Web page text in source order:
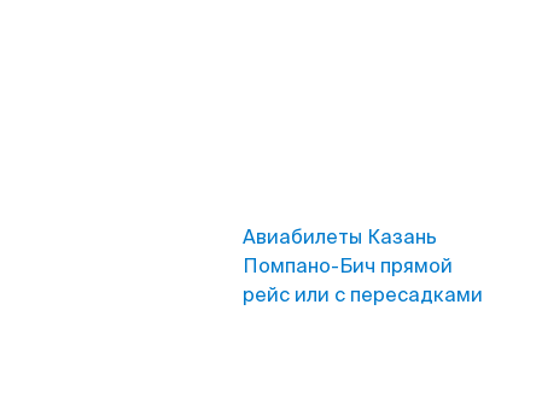
Авиабилеты Казань
Помпано-Бич прямой
рейс или с пересадками